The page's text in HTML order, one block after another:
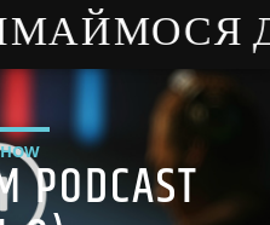
PODCAST